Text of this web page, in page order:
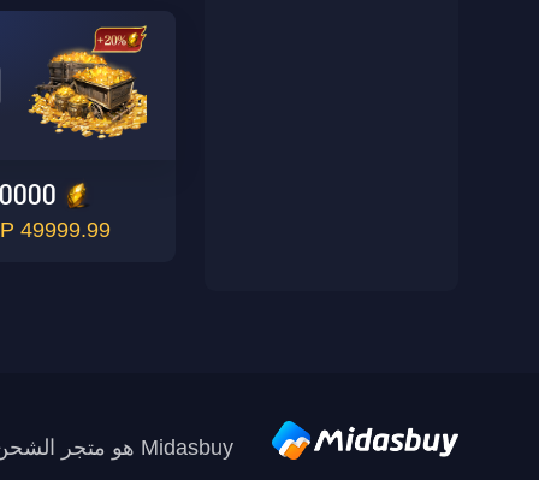
49999.99 EGP
Midasbuy هو متجر الشحن الرسمي من قبل Tencent. ادفع بأمان وسرعة ومتعة على Midasbuy.